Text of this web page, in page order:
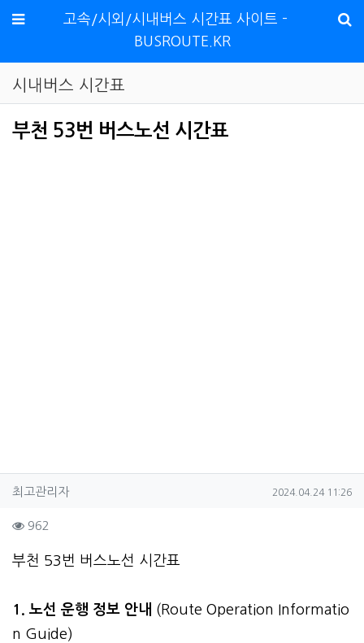
메뉴
고속/시외/시내버스 시간표 사이트 -
BUSROUTE.KR
시내버스 시간표
부천 53번 버스노선 시간표
작성자 정보
최고관리자작성 작성일
2024.04.24 11:26
컨텐츠 정보
962
본문
부천 53번 버스노선 시간표
1. 노선 운행 정보 안내 (Route Operation Informatio
n Guide)